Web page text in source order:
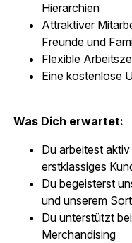
Hierarchien
Attraktiver
Freunde und
Flexible
Eine kostenlose
Was Dich erwartet:
Du arbeitest
erstklassiges
Du begeisterst
und unserem
Du unterstützt
Merchandising